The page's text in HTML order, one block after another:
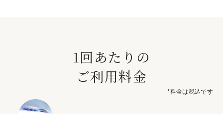
1回あたりの
ご利用料金
*料金は税込です